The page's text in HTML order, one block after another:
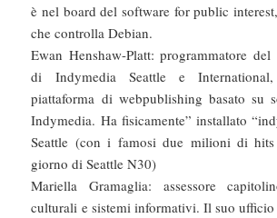
è nel board del software for public
che controlla Debian.
Ewan Henshaw-Platt: programmatore
di Indymedia Seattle e
piattaforma di webpublishing basato su
Indymedia. Ha fisicamente” installato
Seattle (con i famosi due milioni di
giorno di Seattle N30)
Mariella Gramaglia: assessore
culturali e sistemi informativi. Il suo